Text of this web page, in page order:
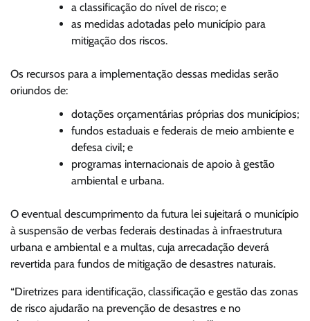
a classificação do nível de risco; e
as medidas adotadas pelo município para
mitigação dos riscos.
Os recursos para a implementação dessas medidas serão
oriundos de:
dotações orçamentárias próprias dos municípios;
fundos estaduais e federais de meio ambiente e
defesa civil; e
programas internacionais de apoio à gestão
ambiental e urbana.
O eventual descumprimento da futura lei sujeitará o município
à suspensão de verbas federais destinadas à infraestrutura
urbana e ambiental e a multas, cuja arrecadação deverá
revertida para fundos de mitigação de desastres naturais.
“Diretrizes para identificação, classificação e gestão das zonas
de risco ajudarão na prevenção de desastres e no